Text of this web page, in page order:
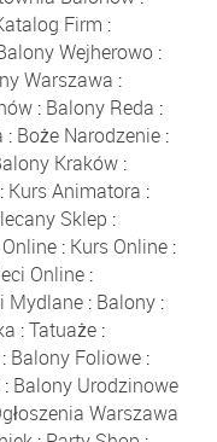
Firm :
Wejherowo:
Warszawa :
: Balony Reda :
: Boże Narodzenie:
Kraków :
: Kurs Animatora :
Sklep :
: Kurs Online:
Online :
Mydlane : Balony :
:Tatuaże:
: Balony Foliowe :
: Balony Urodzinowe
Warszawa